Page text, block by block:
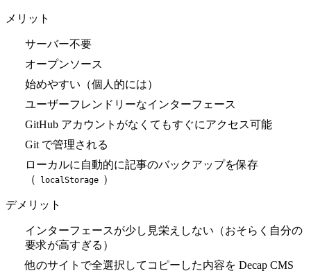
メリット
サーバー不要
オープンソース
始めやすい（個人的には）
ユーザーフレンドリーなインターフェース
GitHub アカウントがなくてもすぐにアクセス可能
Git で管理される
ローカルに自動的に記事のバックアップを保存
（
localStorage ）
デメリット
インターフェースが少し見栄えしない（おそらく自分の
要求が高すぎる）
他のサイトで全選択してコピーした内容を Decap CMS